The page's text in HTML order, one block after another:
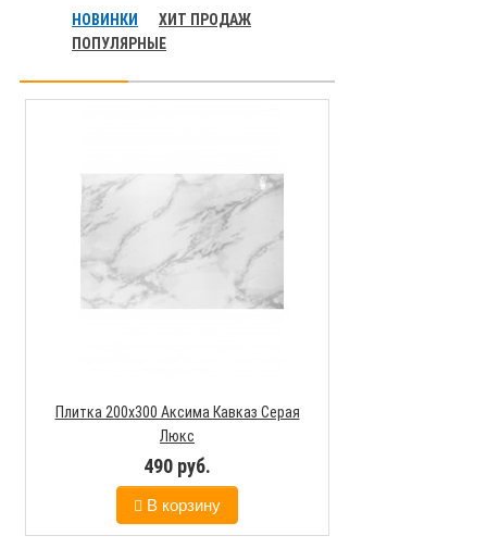
НОВИНКИ
ХИТ ПРОДАЖ
ПОПУЛЯРНЫЕ
Плитка 200х300 Аксима Кавказ Серая
Люкс
490 руб.
В корзину